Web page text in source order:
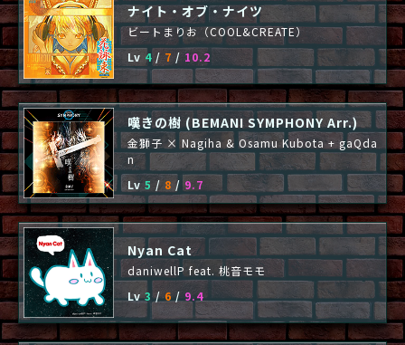
ナイト・オブ・ナイツ
ビートまりお（COOL&CREATE）
Lv 4 / 7 / 10.2
嘆きの樹 (BEMANI SYMPHONY Arr.)
金獅子 × Nagiha & Osamu Kubota + gaQda
n
Lv5 / 8 / 9.7
Nyan Cat
daniwellP feat. 桃音モモ
Lv3/6/9.4